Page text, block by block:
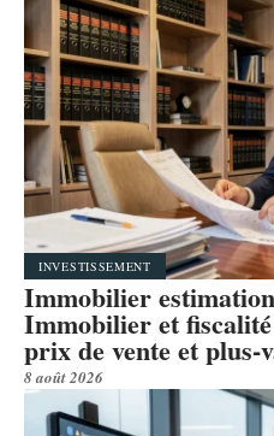
INVESTISSEMENT
Immobilier
Immobilier et
prix de vente et plus-
8 août 2026